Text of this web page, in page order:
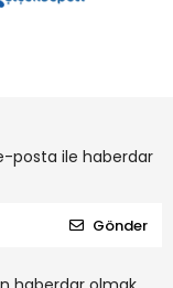
posta ile haberdar
Gönder